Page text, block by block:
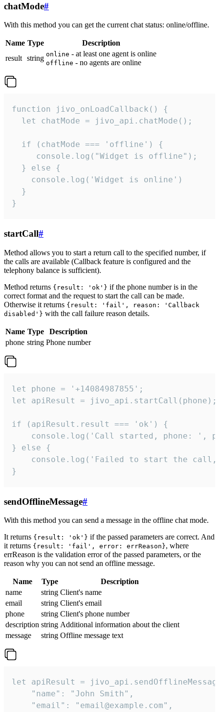
chatMode#
With this method you can get the current chat status: online/offline.
Name Type
Description
result string online - at least one agent is online
offline - no agents are online
function jivo_onLoadCallback() {
  let chatMode = jivo_api.chatMode();
  if (chatMode === 'offline') {
     console.log("Widget is offline");
  } else {
    console.log('Widget is online')
  }
}
startCall#
Method allows you to start a return call to the specified number, if
the calls are available (Callback feature is configured and the
telephony balance is sufficient).
Method returns {result: 'ok'} if the phone number is in the
correct format and the request to start the call can be made.
Otherwise it returns {result: 'fail', reason: 'Callback
disabled'} with the call failure reason details.
Name Type
Description
phone string Phone number
let phone = '+14084987855';
let apiResult = jivo_api.startCall(phone);
if (apiResult.result === 'ok') {
console.log('Call started, phone: ',
} else {
console.log('Failed to start the
}
sendOfflineMessage#
With this method you can send a message in the offline chat mode.
It returns {result: 'ok'} if the passed parameters are correct. And
it returns {result: 'fail', error: errReason}, where
errReason is the validation error of the passed parameters, or the
reason why you can not send an offline message.
Name Type
Description
name
string Client's name
email
string Client's email
phone
string Client's phone number
description string Additional information about the client
message
string Offline message text
let apiResult =
    "name": "John Smith",
    "email": "email@example.com",